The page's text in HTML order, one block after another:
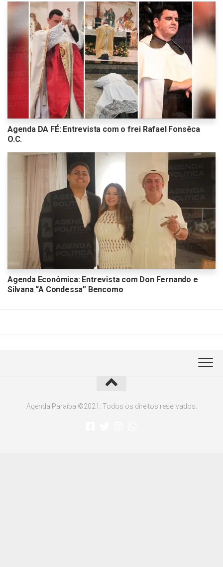
Agenda DA FÉ: Entrevista com o frei Rafael Fonsêca
O.C.
Agenda Econômica: Entrevista com Don Fernando e
Silvana “A Condessa” Bencomo
Agenda Paraíba ©2021. Todos os direitos reservados.